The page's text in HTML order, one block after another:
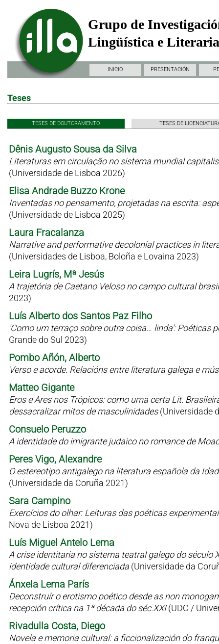
Grupo de
Lingüística e
INICIO PRESENTACIÓN
Teses
TESES DE DOUTORAMENTO TESES DE
Dênis Augusto Sousa da Silva
Literaturas em circulação no sistema mundial
(Universidade de Lisboa 2026)
Elisa Andrade Buzzo Krone
Inventadas no pensamento, projetadas na escrita:
(Universidade de Lisboa 2025)
Laura Fracalanza
Narrative and performative decolonial practices in
(Universidades de Lisboa, Boloña e Lovaina 2023)
Leira Lugrís, Mª Jesús
A trajetória de Caetano Veloso no campo cultural
2023)
Luís Alberto dos Santos Paz Filho
'Como um terraço sobre outra coisa… linda': Poéticas
Grande do Sul 2023)
Pombo Añón, Alberto
Verso e acorde. Relacións entre literatura galega e
Matteo Gigante
Eros e Ares nos Trópicos: como uma certa Lit.
dessacralizar mitos de masculinidades(Universidade
Consuelo Peruzzo
A identidade do imigrante judaico no romance de
Peres Vigo, Alexandre
O estereotipo antigalego na literatura española da
(Universidade da Coruña 2021)
Sara Campino
Exercícios do olhar: Leituras das poéticas
Nova de Lisboa 2021)
Luís Miguel Antelo Lema
A crise identitaria no sistema teatral galego do século
identidade cultural diferenciada (Universidade da
Ánxela Lema París
Deconstruír o erotismo poético desde as non
recepción crítica na 1ª década do séc.XXI(UDC /
Rivadulla Costa, Diego
Novela e memoria cultural: a ficcionalización do